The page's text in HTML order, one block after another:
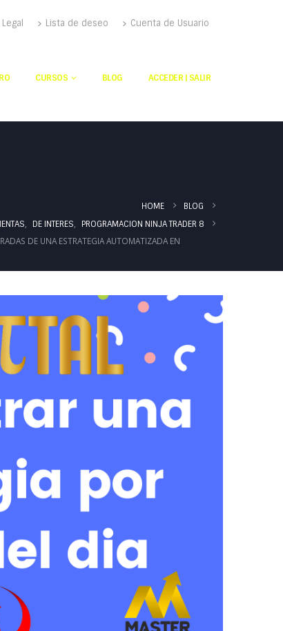
Lista de deseo Cuenta de Usuario
CURSOS BLOG ACCEDER | SALIR
HOME BLOG
DE INTERES
PROGRAMACION NINJA TRADER 8
DE UNA ESTRATEGIA AUTOMATIZADA EN